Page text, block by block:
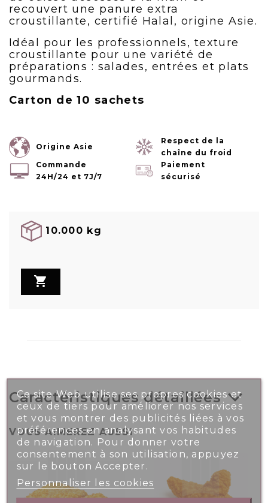
recouvert une panure extra
croustillante, certifié Halal, origine Asie.
Idéal pour les professionnels, texture
croustillante pour une variété de
préparations : salades, entrées et plats
gourmands.
Carton de 10 sachets
Origine Asie
Respect de la
chaîne du froid
Commande
24H/24 et 7J/7
Paiement
sécurisé
10.000 kg

Caractéristiques détaillées
VOUS AIMEREZ AUSSI
Ce site Web utilise ses propres cookies et
ceux de tiers pour améliorer nos services
et vous montrer des publicités liées à vos
préférences en analysant vos habitudes
de navigation. Pour donner votre
consentement à son utilisation, appuyez
sur le bouton Accepter.
Personnaliser les cookies